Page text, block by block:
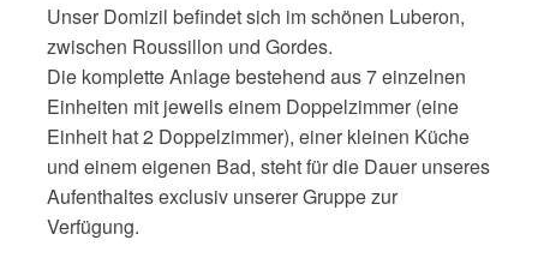
Unser Domizil befindet sich im schönen Luberon,
zwischen Roussillon und Gordes.
Die komplette Anlage bestehend aus 7 einzelnen
Einheiten mit jeweils einem Doppelzimmer (eine
Einheit hat 2 Doppelzimmer), einer kleinen Küche
und einem eigenen Bad, steht für die Dauer unseres
Aufenthaltes exclusiv unserer Gruppe zur
Verfügung.